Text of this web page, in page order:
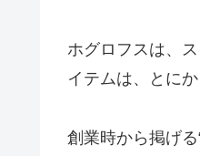
ホグロフスは、
イテムは、とに
創業時から掲げ